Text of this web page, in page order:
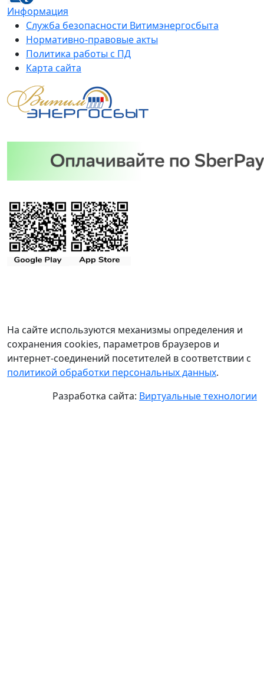
Информация
Служба безопасности Витимэнергосбыта
Нормативно-правовые акты
Политика работы с ПД
Карта сайта
На сайте используются механизмы определения и
сохранения cookies, параметров браузеров и
интернет-соединений посетителей в соответствии с
политикой обработки персональных данных.
Разработка сайта: Виртуальные технологии